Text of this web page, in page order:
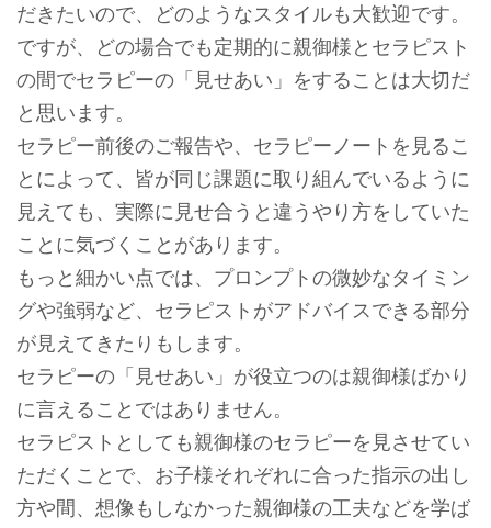
だきたいので、どのようなスタイルも大歓迎です。
ですが、どの場合でも定期的に親御様とセラピスト
の間でセラピーの「見せあい」をすることは大切だ
と思います。
セラピー前後のご報告や、セラピーノートを見るこ
とによって、皆が同じ課題に取り組んでいるように
見えても、実際に見せ合うと違うやり方をしていた
ことに気づくことがあります。
もっと細かい点では、プロンプトの微妙なタイミン
グや強弱など、セラピストがアドバイスできる部分
が見えてきたりもします。
セラピーの「見せあい」が役立つのは親御様ばかり
に言えることではありません。
セラピストとしても親御様のセラピーを見させてい
ただくことで、お子様それぞれに合った指示の出し
方や間、想像もしなかった親御様の工夫などを学ば